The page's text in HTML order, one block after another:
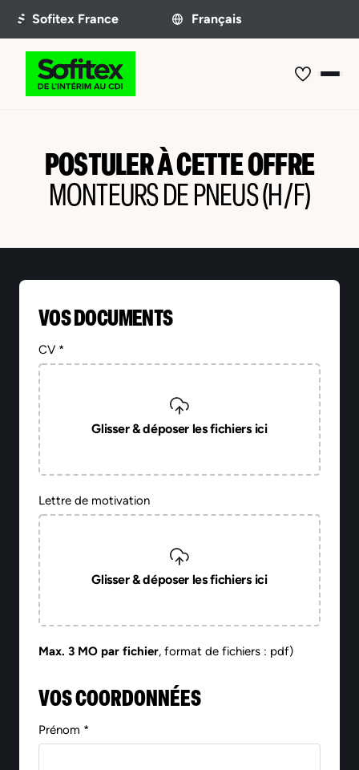
POSTULER À CETTE OFFRE
MONTEURS DE PNEUS (H/F)
VOS DOCUMENTS
CV *
Glisser & déposer les fichiers ici
Lettre de motivation
Glisser & déposer les fichiers ici
Max. 3 MO par fichier, format de fichiers : pdf)
VOS COORDONNÉES
Prénom *